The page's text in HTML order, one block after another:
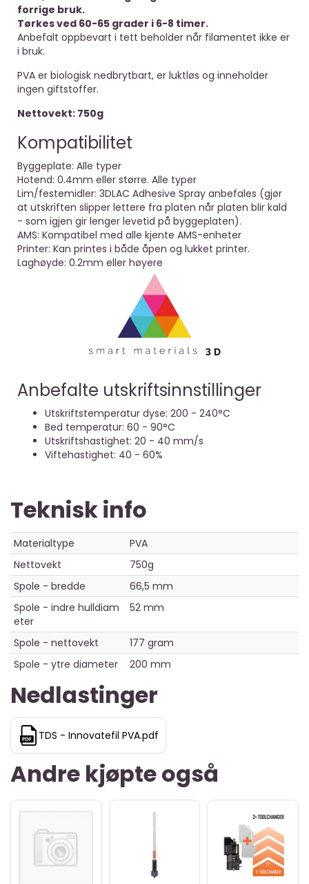
forrige bruk.
Tørkes ved 60-65 grader i 6-8 timer.
Anbefalt oppbevart i tett beholder når filamentet ikke er
i bruk.
PVA er biologisk nedbrytbart, er luktløs og inneholder
ingen giftstoffer.
Nettovekt: 750g
Kompatibilitet
Byggeplate: Alle typer
Hotend: 0.4mm eller større. Alle typer
Lim/festemidler: 3DLAC Adhesive Spray anbefales (gjør
at utskriften slipper lettere fra platen når platen blir kald
- som igjen gir lenger levetid på byggeplaten).
AMS: Kompatibel med alle kjente AMS-enheter
Printer: Kan printes i både åpen og lukket printer.
Laghøyde: 0.2mm eller høyere
Anbefalte utskriftsinnstillinger
Utskriftstemperatur dyse: 200 - 240°C
Bed temperatur: 60 - 90°C
Utskriftshastighet: 20 - 40 mm/s
Viftehastighet: 40 - 60%
Teknisk info
Materialtype
PVA
Nettovekt
750g
Spole - bredde
66,5 mm
Spole - indre hulldiam
eter
52 mm
Spole - nettovekt
177 gram
Spole - ytre diameter
200 mm
Nedlastinger
TDS - Innovatefil PVA.pdf
Andre kjøpte også